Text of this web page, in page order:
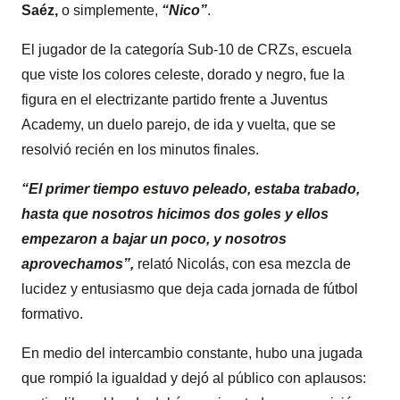
Saéz, o simplemente, “Nico”.
El jugador de la categoría Sub-10 de CRZs, escuela
que viste los colores celeste, dorado y negro, fue la
figura en el electrizante partido frente a Juventus
Academy, un duelo parejo, de ida y vuelta, que se
resolvió recién en los minutos finales.
“El primer tiempo estuvo peleado, estaba trabado,
hasta que nosotros hicimos dos goles y ellos
empezaron a bajar un poco, y nosotros
aprovechamos”, relató Nicolás, con esa mezcla de
lucidez y entusiasmo que deja cada jornada de fútbol
formativo.
En medio del intercambio constante, hubo una jugada
que rompió la igualdad y dejó al público con aplausos: